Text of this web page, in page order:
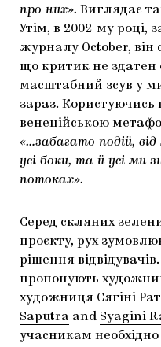
про них». Виглядає
Утім, в 2002-му році,
журналу October, він
що критик не
масштабний зсув у
зараз.
венеційською
«…забагато подій,
усі боки, та й усі ми
потоках».
Серед скляних
проєкту, рух
рішення
пропонують
художниця Сягіні
Saputra and Syagini
учасникам